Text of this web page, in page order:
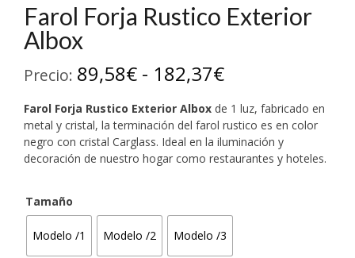
Farol Forja Rustico Exterior
Albox
Precio: 89,58€ - 182,37€Rango
de
precios:
desde
hasta
182,37€
Farol Forja Rustico Exterior Albox de 1 luz, fabricado en
metal y cristal, la terminación del farol rustico es en color
negro con cristal Carglass. Ideal en la iluminación y
decoración de nuestro hogar como restaurantes y hoteles.
Tamaño
Modelo /1 Modelo /2 Modelo /3